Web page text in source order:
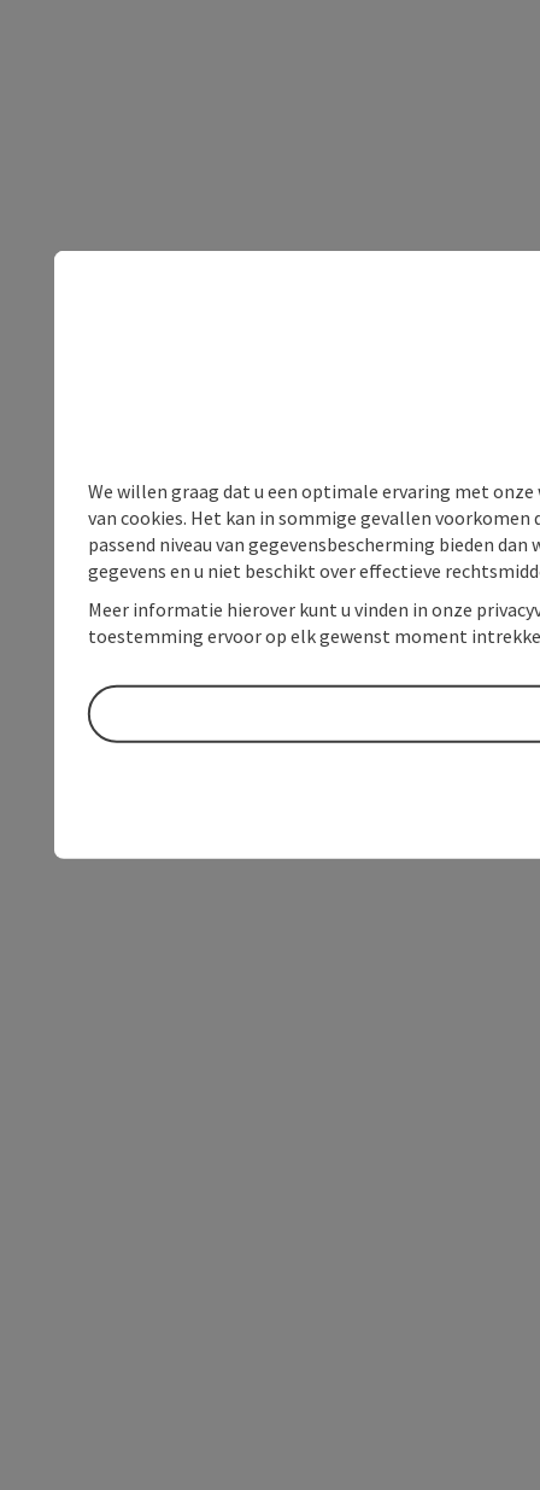
We willen graag dat u een optimale ervaring met
van cookies. Het kan in sommige gevallen voorkomen
passend niveau van gegevensbescherming bieden
gegevens en u niet beschikt over effectieve
Meer informatie hierover kunt u vinden in onze
toestemming ervoor op elk gewenst moment